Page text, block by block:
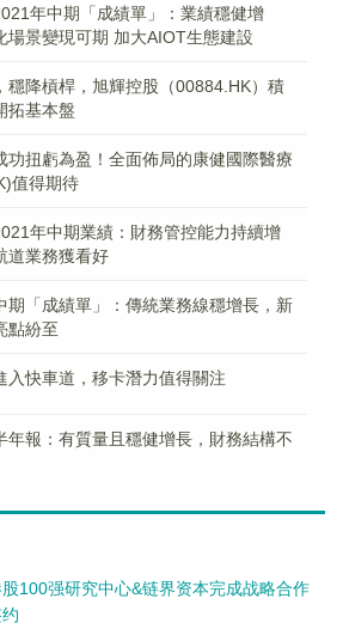
年中期「成績單」：業績穩健增
場景變現可期 加大AIOT生態建設
穩降槓桿，旭輝控股（00884.HK）積
拓基本盤
功扭虧為盈！全面佈局的康健國際醫療
值得期待
年中期業績：財務管控能力持續增
道業務獲看好
期「成績單」：傳統業務線穩增長，新
點紛至
入快車道，移卡潛力值得關注
年報：有質量且穩健增長，財務結構不
100强研究中心&链界资本完成战略合作